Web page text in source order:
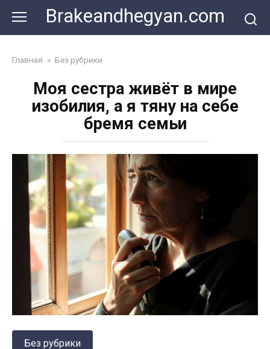
content
Brakeandhegyan.com
Главная » Без рубрики
Моя сестра живёт в мире
изобилия, а я тяну на себе
бремя семьи
Без рубрики